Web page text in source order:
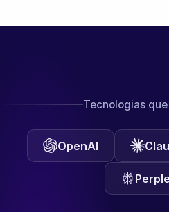
Tecnologias
OpenAI